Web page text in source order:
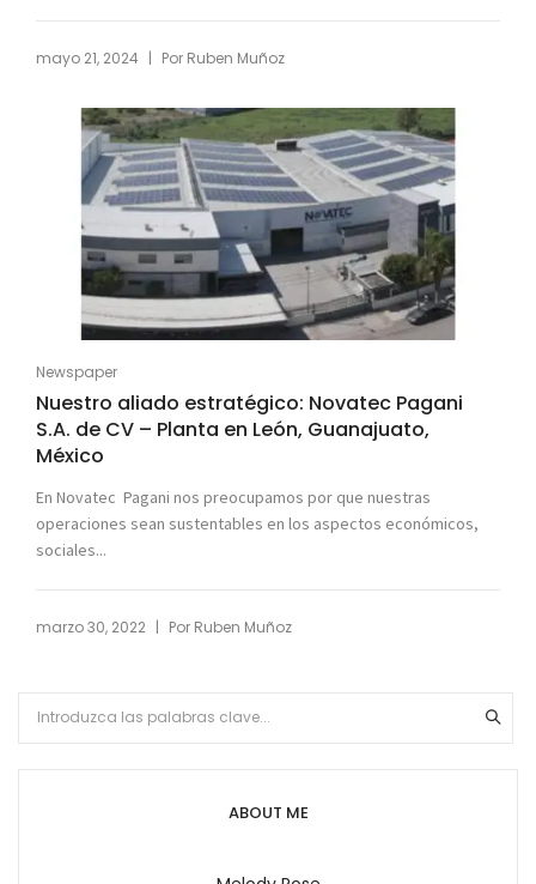
mayo 21, 2024 | Por Ruben Muñoz
Newspaper
Nuestro aliado estratégico: Novatec Pagani
S.A. de CV – Planta en León, Guanajuato,
México
En Novatec Pagani nos preocupamos por que nuestras
operaciones sean sustentables en los aspectos económicos,
sociales...
marzo 30, 2022 | Por Ruben Muñoz
ABOUT ME